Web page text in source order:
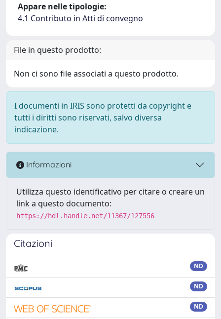
Appare nelle tipologie:
4.1 Contributo in Atti di convegno
File in questo prodotto:
Non ci sono file associati a questo prodotto.
I documenti in IRIS sono protetti da copyright e
tutti i diritti sono riservati, salvo diversa
indicazione.
Informazioni
Utilizza questo identificativo per citare o creare un
link a questo documento:
https://hdl.handle.net/11367/127556
Citazioni
ND
ND
ND